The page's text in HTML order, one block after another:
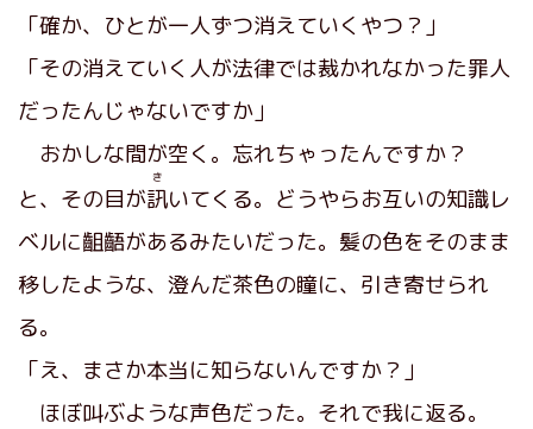
「確か、ひとが一人ずつ消えていくやつ？」
「その消えていく人が法律では裁かれなかった罪人
だったんじゃないですか」
おかしな間が空く。忘れちゃったんですか？
と、その目が訊
き
いてくる。どうやらお互いの知識レ
ベルに齟齬があるみたいだった。髪の色をそのまま
移したような、澄んだ茶色の瞳に、引き寄せられ
る。
「え、まさか本当に知らないんですか？」
ほぼ叫ぶような声色だった。それで我に返る。